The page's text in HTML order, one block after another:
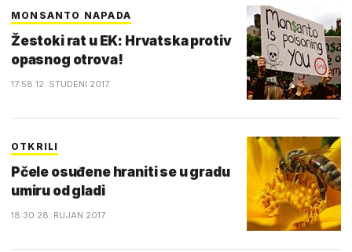
MONSANTO NAPADA
Žestoki rat u EK: Hrvatska protiv
opasnog otrova!
17:58 12. STUDENI 2017.
OTKRILI
Pčele osuđene hraniti se u gradu
umiru od gladi
18:30 28. RUJAN 2017.